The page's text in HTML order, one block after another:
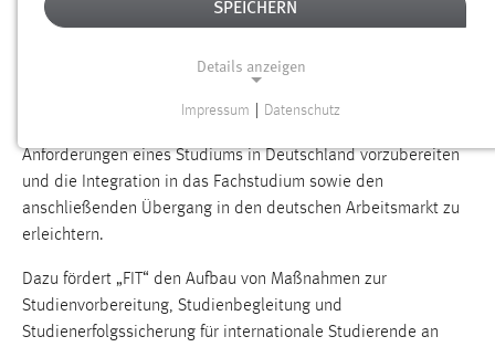
Forschung unterstützt der DAAD im Rahmen der Campus-
Förderung internationaler Talente zur Integration in Studium
und Arbeitsmarkt“ - deutsche Hochschulen dabei,
Anforderungen eines Studiums in Deutschland vorzubereiten
und die Integration in das Fachstudium sowie den
anschließenden Übergang in den deutschen Arbeitsmarkt zu
erleichtern.
Dazu fördert „FIT“ den Aufbau von Maßnahmen zur
Studienvorbereitung, Studienbegleitung und
Studienerfolgssicherung für internationale Studierende an
SPEICHERN
Details anzeigen
Notwendige Cookies ermöglichen grundlegende
Funktionen und sind für die einwandfreie Funktion der
Website erforderlich.
Einverständnis
Name:
cookie_consent
Impressum Datenschutz